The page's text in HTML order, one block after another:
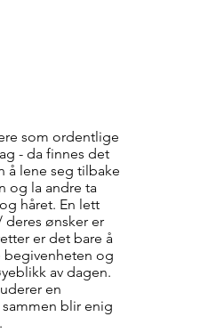
som ordentlige
- da finnes det
å lene seg tilbake
og la andre ta
håret. En lett
ønsker er
er det bare å
begivenheten og
av dagen.
en
blir enig